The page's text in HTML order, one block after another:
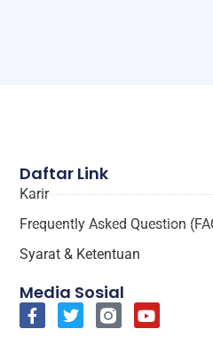
Daftar Link
Karir
Frequently Asked Question
Syarat & Ketentuan
Media Sosial